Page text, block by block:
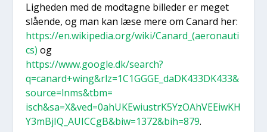
Lig­he­den med de mod­tag­ne bil­le­der er meget
slå­en­de, og man kan læse mere om Canard her:
https://en.wikipedia.org/wiki/Canard_(aeronauti
cs) og
https://www.google.dk/search?
q=canard+wing&rlz=1C1GGGE_daDK433DK433&
source=lnms&tbm=
isch&sa=X&ved=0ahUKEwiustrK5YzOAhVEEiwKH
Y3mBjIQ_AUICCgB&biw=1372&bih=879.